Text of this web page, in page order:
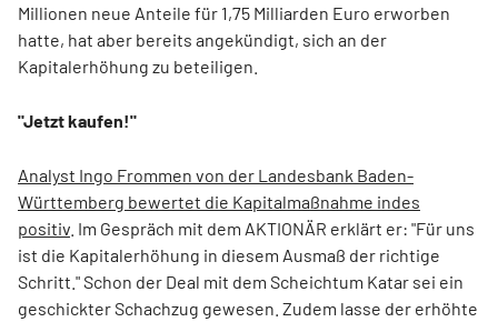
Millionen neue Anteile für 1,75 Milliarden Euro erworben
hatte, hat aber bereits angekündigt, sich an der
Kapitalerhöhung zu beteiligen.
"Jetzt kaufen!"
Analyst Ingo Frommen von der Landesbank Baden-
Württemberg bewertet die Kapitalmaßnahme indes
positiv . Im Gespräch mit dem AKTIONÄR erklärt er: "Für uns
ist die Kapitalerhöhung in diesem Ausmaß der richtige
Schritt." Schon der Deal mit dem Scheichtum Katar sei ein
geschickter Schachzug gewesen. Zudem lasse der erhöhte